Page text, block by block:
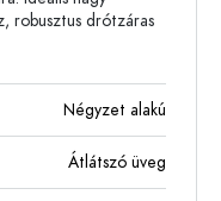
robusztus drótzáras
Négyzet alakú
Átlátszó üveg